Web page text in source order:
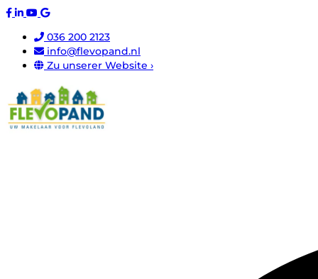
036 200 2123
info@flevopand.nl
Zu unserer Website ›